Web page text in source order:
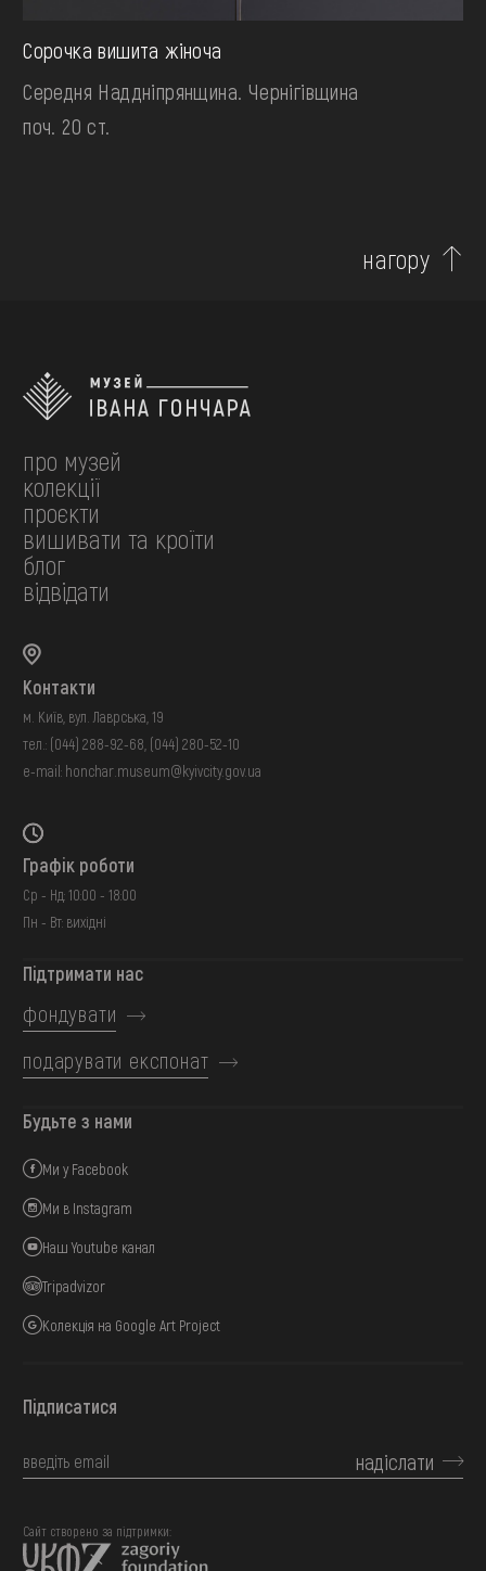
Сорочка вишита жіноча
Середня Наддніпрянщина. Чернігівщина
поч. 20 ст.
нагору
про музей
колекції
проєкти
вишивати та кроїти
блог
відвідати
Контакти
м. Київ, вул. Лаврська, 19
тел.: (044) 288-92-68 (044) 280-52-10
e-mail: honchar.museum@kyivcity.gov.ua
Графік роботи
Ср - Нд: 10:00 - 18:00
Пн - Вт: вихідні
Підтримати нас
фондувати
подарувати експонат
Будьте з нами
Ми у Facebook
Ми в Instagram
Наш Youtube канал
Tripadvizor
Колекція на Google Art Project
Підписатися
надіслати
Сайт створено за підтримки: